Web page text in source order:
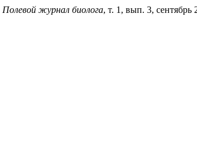
Полевой журнал биолога, т. 1, вып. 3, сентябрь